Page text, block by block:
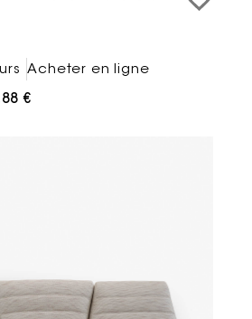
Acheter en ligne
€